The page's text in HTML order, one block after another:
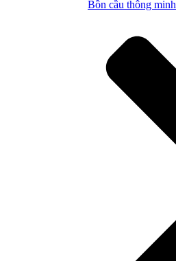
Bồn cầu thông minh